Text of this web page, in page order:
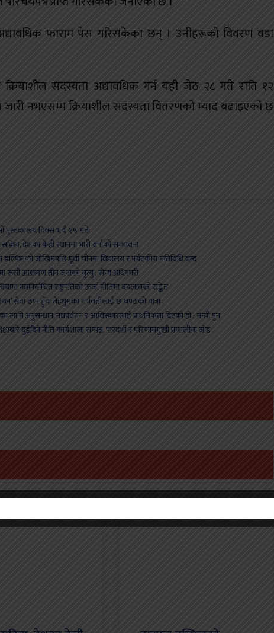
फाराम पेस गरिसकेका छन् । उनीहरूको विवरण वडा
क्रियाशील सदस्यता अद्यावधिक गर्न यही जेठ २८ गते राति १२
नभएसम्म क्रियाशील सदस्यता वितरणको म्याद बढाइएको छ
पुस्तकालय दिवस भदौ १५ गते
देशका केही स्थानमा भारी वर्षाको सम्भावना
जोखिमपछि पूर्वी चीनमा विद्यालय र पर्यटकीय गतिविधि बन्द
रूसी आक्रमण तीन जनाको मृत्यु : सैन्य अधिकारी
नवनिर्वाचित राष्ट्रपतिको ऊर्जा नीतिमा बदलावको सङ्केत
सेवा ठप्प हुँदा तेह्रथुमका गर्भवतीलाई छ घण्टाको यात्रा
लागि अनुसन्धान, नवप्रर्वतन र आविस्कारलाई प्राथमिकता दिएको हो : मन्त्री पुन
दुईदिने नीति कार्यशाला सम्पन्न, पारदर्शी र परिणाममुखी प्रणालीमा जोड